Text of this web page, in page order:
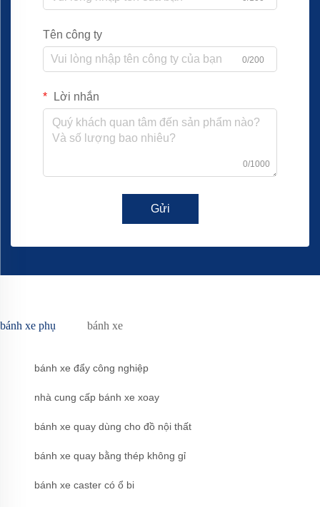
Tên công ty
0/200
Lời nhắn
0/1000
Gửi
bánh xe phụ bánh xe
bánh xe đẩy công nghiệp
nhà cung cấp bánh xe xoay
bánh xe quay dùng cho đồ nội thất
bánh xe quay bằng thép không gỉ
bánh xe caster có ổ bi